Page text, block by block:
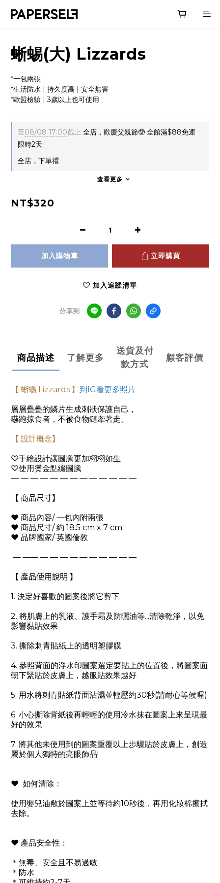
蜥蜴(大) Lizzards
*一包兩張
*生活防水 | 持久度高 | 安全無害
*歐盟檢驗 | 3歲以上也可使用
至08/08 17:00截止 全店，歡慶父親節🥸 全館滿$88免運
限時2天
全店，下單禮
查看更多
NT$320
加入購物車 立即購買
加入追蹤清單
分享到
商品描述 了解更多
送貨及付
款方式
顧客評價
【 蜥蜴 Lizzards 】 到IG看更多照片
層層疊疊的鱗片生成刺狀保護自己，
嚇跑掠食者，不被食物鏈牽著走。
【 設計概念】
♡手繪設計讓圖騰更加栩栩如生
♡使用燙金點綴圖騰
— — — — — — — — — — — — —
【 商品尺寸】
❤ 商品內容/ 一包內附兩張
❤ 商品尺寸/約 18.5 cm x 7 cm
❤ 品牌國家/英國倫敦
— —— — — — — — — — — — —
【 產品使用說明 】
1. 決定好喜歡的圖案後將它剪下
2. 將肌膚上的乳液、護手霜及防曬油等...清除乾淨，以免
影響黏貼效果
3. 撕除刺青貼紙上的透明塑膠膜
4. 參照背面的浮水印圖案選定要貼上的位置後，將圖案面
朝下緊貼於皮膚上，越服貼效果越好
5. 用水將刺青貼紙背面沾濕並輕壓約30秒(請耐心等候喔)
6. 小心撕除背紙後再輕輕的使用冷水抹在圖案上來呈現最
好的效果
7. 將其他未使用到的圖案重覆以上步驟貼於皮膚上，創造
屬於個人獨特的亮眼飾品!
❤ 如何清除：
使用嬰兒油敷於圖案上並等待約10秒後，再用化妝棉擦拭
去除。
❤ 產品安全性：
＊無毒、安全且不易過敏
＊防水